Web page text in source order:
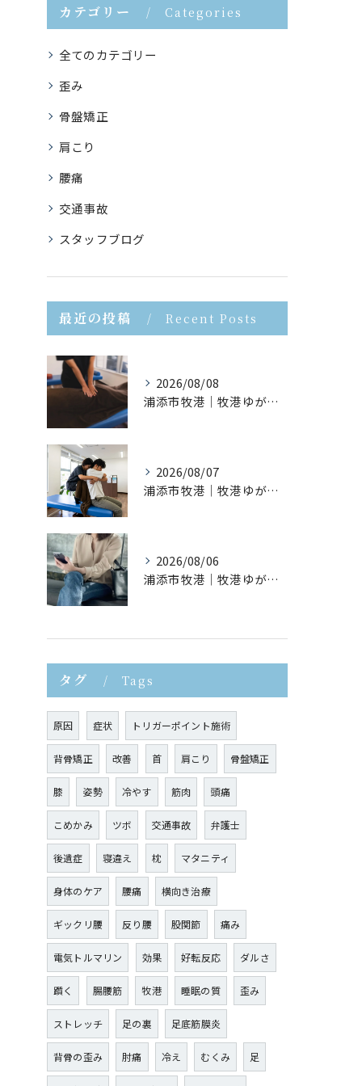
カテゴリー Categories
全てのカテゴリー
歪み
骨盤矯正
肩こり
腰痛
交通事故
スタッフブログ
最近の投稿 Recent Posts
2026/08/08
浦添市牧港｜牧港ゆがみ鍼灸整骨院｜反り腰を放置するとどうなる？
2026/08/07
浦添市牧港｜牧港ゆがみ鍼灸整骨院｜猫背が疲れやすさにつながる理由とは？
2026/08/06
浦添市牧港｜牧港ゆがみ鍼灸整骨院｜スマホ首が身体に与える影響とは？
タグ Tags
原因 症状 トリガーポイント施術
背骨矯正 改善 首 肩こり 骨盤矯正
膝 姿勢 冷やす 筋肉 頭痛
こめかみ ツボ 交通事故 弁護士
後遺症 寝違え 枕 マタニティ
身体のケア 腰痛 横向き治療
ギックリ腰 反り腰 股関節 痛み
電気トルマリン 効果 好転反応 ダルさ
躓く 腸腰筋 牧港 睡眠の質 歪み
ストレッチ 足の裏 足底筋膜炎
背骨の歪み 肘痛 冷え むくみ 足